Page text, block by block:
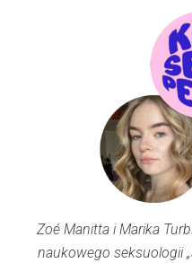
Zoé Manitta i Marika
naukowego seksuologii